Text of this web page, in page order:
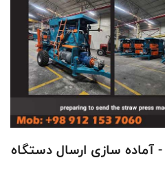
سازی ارسال دستگاه